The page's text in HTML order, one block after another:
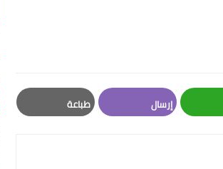
إرسال طباعة